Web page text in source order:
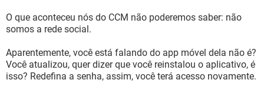
O que aconteceu nós do CCM não poderemos saber: não
somos a rede social.
Aparentemente, você está falando do app móvel dela não é?
Você atualizou, quer dizer que você reinstalou o aplicativo, é
isso? Redefina a senha, assim, você terá acesso novamente.